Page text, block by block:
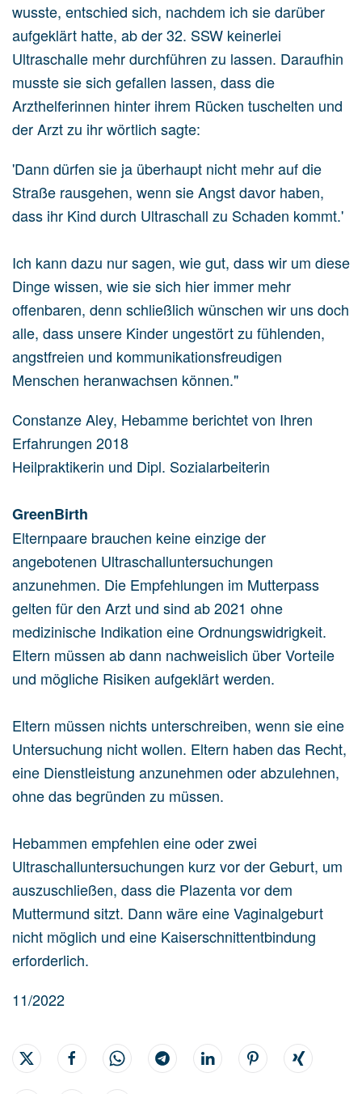
wusste, entschied sich, nachdem ich sie darüber
aufgeklärt hatte, ab der 32. SSW keinerlei
Ultraschalle mehr durchführen zu lassen. Daraufhin
musste sie sich gefallen lassen, dass die
Arzthelferinnen hinter ihrem Rücken tuschelten und
der Arzt zu ihr wörtlich sagte:
'Dann dürfen sie ja überhaupt nicht mehr auf die
Straße rausgehen, wenn sie Angst davor haben,
dass ihr Kind durch Ultraschall zu Schaden kommt.'
Ich kann dazu nur sagen, wie gut, dass wir um diese
Dinge wissen, wie sie sich hier immer mehr
offenbaren, denn schließlich wünschen wir uns doch
alle, dass unsere Kinder ungestört zu fühlenden,
angstfreien und kommunikationsfreudigen
Menschen heranwachsen können."
Constanze Aley, Hebamme berichtet von Ihren
Erfahrungen 2018
Heilpraktikerin und Dipl. Sozialarbeiterin
GreenBirth
Elternpaare brauchen keine einzige der
angebotenen Ultraschalluntersuchungen
anzunehmen. Die Empfehlungen im Mutterpass
gelten für den Arzt und sind ab 2021 ohne
medizinische Indikation eine Ordnungswidrigkeit.
Eltern müssen ab dann nachweislich über Vorteile
und mögliche Risiken aufgeklärt werden.
Eltern müssen nichts unterschreiben, wenn sie eine
Untersuchung nicht wollen. Eltern haben das Recht,
eine Dienstleistung anzunehmen oder abzulehnen,
ohne das begründen zu müssen.
Hebammen empfehlen eine oder zwei
Ultraschalluntersuchungen kurz vor der Geburt, um
auszuschließen, dass die Plazenta vor dem
Muttermund sitzt. Dann wäre eine Vaginalgeburt
nicht möglich und eine Kaiserschnittentbindung
erforderlich.
11/2022